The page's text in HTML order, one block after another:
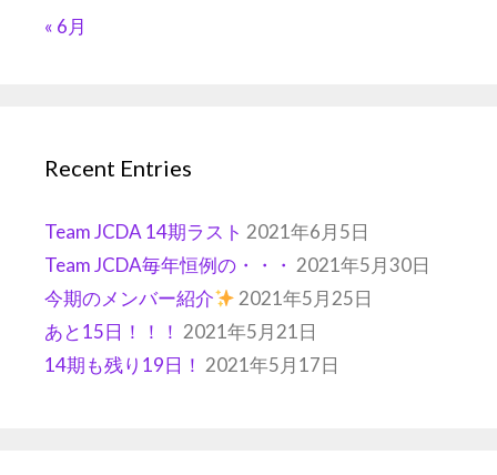
« 6月
Recent Entries
Team JCDA 14期ラスト 2021年6月5日
Team JCDA毎年恒例の・・・ 2021年5月30日
今期のメンバー紹介
2021年5月25日
あと15日！！！ 2021年5月21日
14期も残り19日！ 2021年5月17日